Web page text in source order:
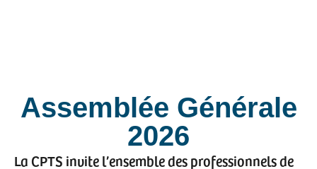
Assemblée Générale
2026
La CPTS invite l’ensemble des professionnels de